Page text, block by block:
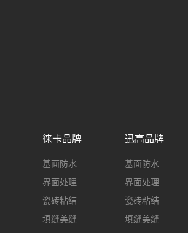
徕卡品牌
基面防水
界面处理
瓷砖粘结
填缝美缝
迅高品牌
基面防水
界面处理
瓷砖粘结
填缝美缝